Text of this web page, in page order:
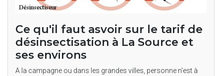
Ce qu'il faut asvoir sur le tarif de
désinsectisation à La Source et
ses environs
A la campagne ou dans les grandes villes, personne n'est à